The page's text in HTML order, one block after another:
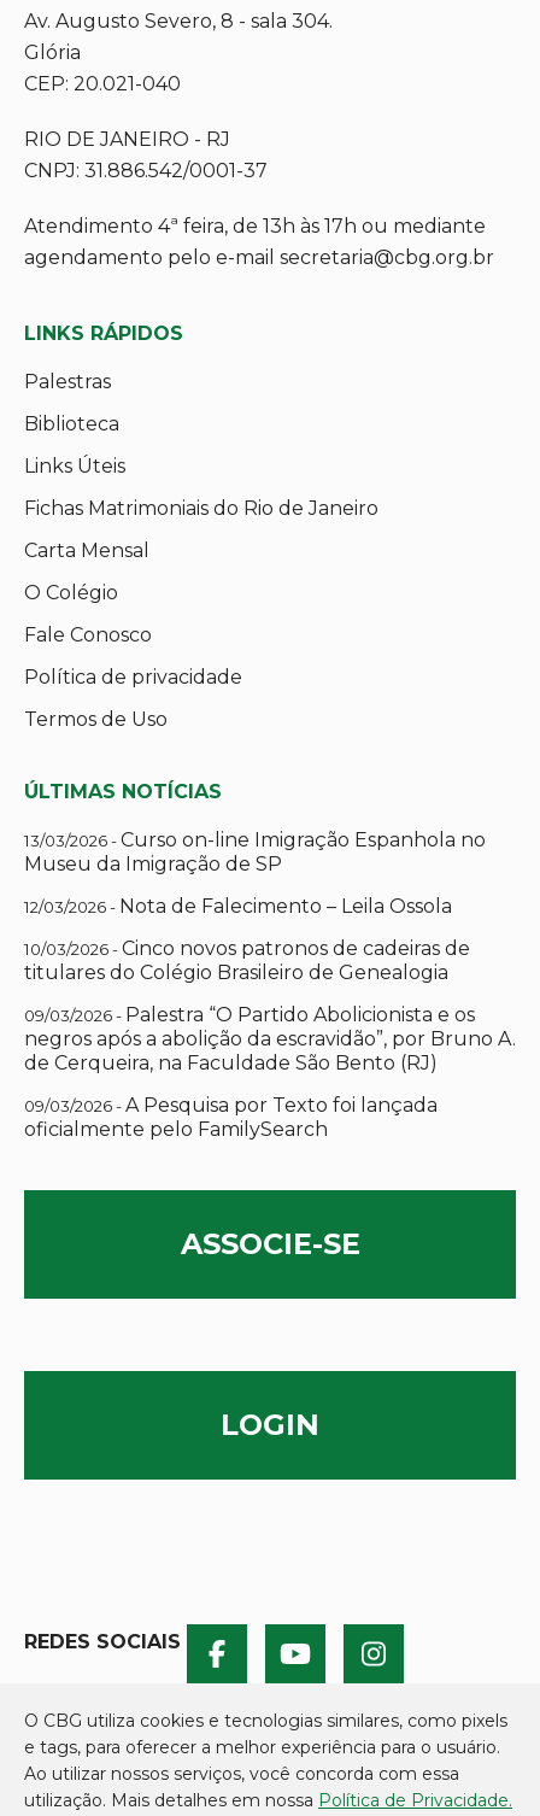
Av. Augusto Severo, 8 - sala 304.
Glória
CEP: 20.021-040
RIO DE JANEIRO - RJ
CNPJ: 31.886.542/0001-37
Atendimento 4ª feira, de 13h às 17h ou mediante
agendamento pelo e-mail secretaria@cbg.org.br
LINKS RÁPIDOS
Palestras
Biblioteca
Links Úteis
Fichas Matrimoniais do Rio de Janeiro
Carta Mensal
O Colégio
Fale Conosco
Política de privacidade
Termos de Uso
ÚLTIMAS NOTÍCIAS
13/03/2026 -Curso on-line Imigração Espanhola no
Museu da Imigração de SP
12/03/2026 - Nota de Falecimento – Leila Ossola
10/03/2026 -Cinco novos patronos de cadeiras de
titulares do Colégio Brasileiro de Genealogia
09/03/2026 - Palestra “O Partido Abolicionista e os
negros após a abolição da escravidão”, por Bruno A.
de Cerqueira, na Faculdade São Bento (RJ)
09/03/2026 -A Pesquisa por Texto foi lançada
oficialmente pelo FamilySearch
ASSOCIE-SE
LOGIN
REDES SOCIAIS
O CBG utiliza cookies e tecnologias similares, como pixels
e tags, para oferecer a melhor experiência para o usuário.
Ao utilizar nossos serviços, você concorda com essa
utilização. Mais detalhes em nossa Política de Privacidade.